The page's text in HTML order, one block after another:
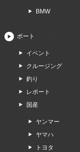
BMW
ボート
イベント
クルージング
釣り
レポート
国産
ヤンマー
ヤマハ
トヨタ